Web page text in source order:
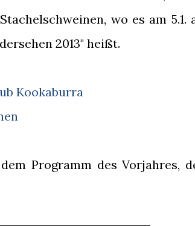
wo es am 5.1.
2013" heißt.
Kookaburra
Programm des Vorjahres,